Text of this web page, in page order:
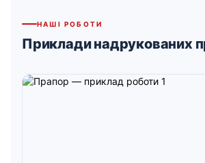
НАШІ РОБОТИ
Приклади надрукованих